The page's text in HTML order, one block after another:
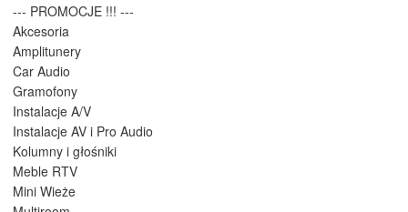
--- PROMOCJE !!! ---
Akcesoria
Amplitunery
Car Audio
Gramofony
Instalacje A/V
Instalacje AV i Pro Audio
Kolumny i głośniki
Meble RTV
Mini Wieże